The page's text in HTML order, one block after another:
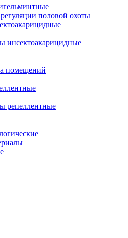
половой охоты
инсектоакарицидные
помещений
репеллентные